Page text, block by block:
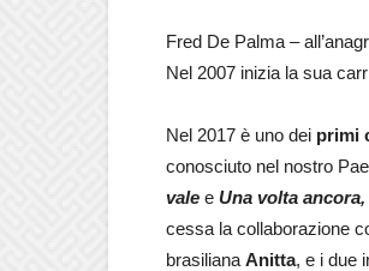
Fred De Palma –
Nel 2007 inizia la sua
Nel 2017 è uno dei primi
conosciuto nel nostro
vale e Una volta ancora,
cessa la collaborazione
brasiliana Anitta, e i due